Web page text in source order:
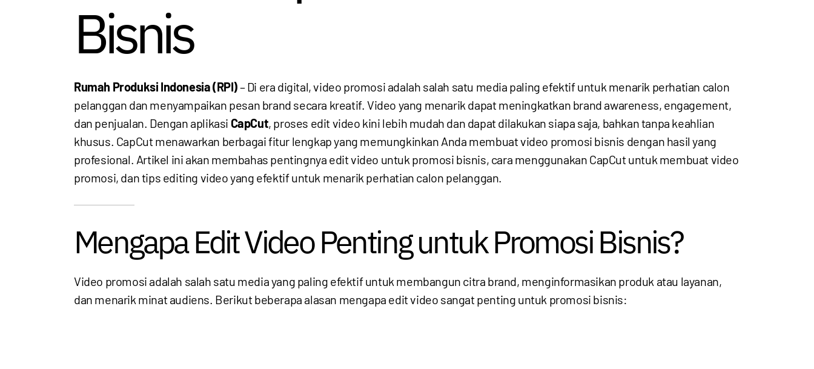
Bisnis
Rumah Produksi Indonesia (RPI)– Di era digital, video promosi adalah salah satu media paling efektif untuk menarik perhatian calon
pelanggan dan menyampaikan pesan brand secara kreatif. Video yang menarik dapat meningkatkan brand awareness, engagement,
dan penjualan. Dengan aplikasi CapCut, proses edit video kini lebih mudah dan dapat dilakukan siapa saja, bahkan tanpa keahlian
khusus. CapCut menawarkan berbagai fitur lengkap yang memungkinkan Anda membuat video promosi bisnis dengan hasil yang
profesional. Artikel ini akan membahas pentingnya edit video untuk promosi bisnis, cara menggunakan CapCut untuk membuat video
promosi, dan tips editing video yang efektif untuk menarik perhatian calon pelanggan.
Mengapa Edit Video Penting untuk Promosi Bisnis?
Video promosi adalah salah satu media yang paling efektif untuk membangun citra brand, menginformasikan produk atau layanan,
dan menarik minat audiens. Berikut beberapa alasan mengapa edit video sangat penting untuk promosi bisnis: